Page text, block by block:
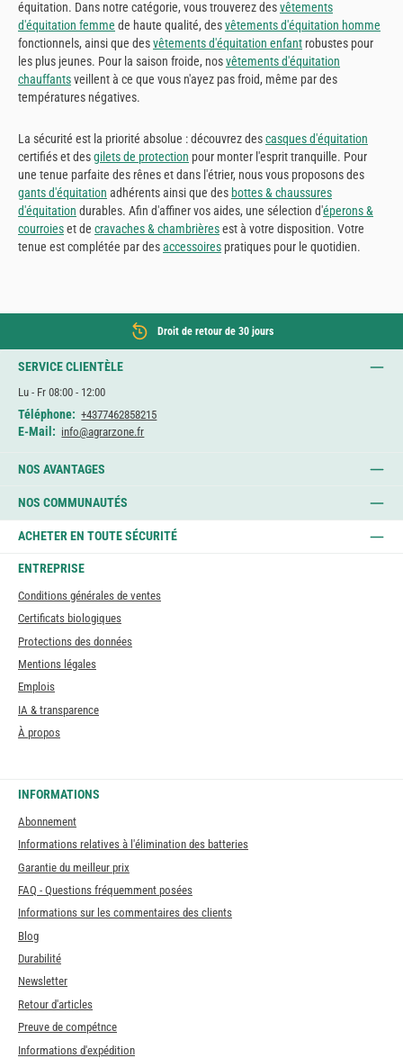
équitation. Dans notre catégorie, vous trouverez desvêtements
d'équitation femme de haute qualité, desvêtements d'équitation homme
fonctionnels, ainsi que desvêtements d'équitation enfant robustes pour
les plus jeunes. Pour la saison froide, nosvêtements d'équitation
chauffantsveillent à ce que vous n'ayez pas froid, même par des
températures négatives.
La sécurité est la priorité absolue : découvrez descasques d'équitation
certifiés et desgilets de protection pour monter l'esprit tranquille. Pour
une tenue parfaite des rênes et dans l'étrier, nous vous proposons des
gants d'équitation adhérents ainsi que des bottes & chaussures
d'équitation durables. Afin d'affiner vos aides, une sélection d'éperons &
courroieset de cravaches & chambrièresest à votre disposition. Votre
tenue est complétée par desaccessoires pratiques pour le quotidien.
Droit de retour de 30 jours
SERVICE CLIENTÈLE
Lu - Fr 08:00 - 12:00
Téléphone: +4377462858215
E-Mail: info@agrarzone.fr
NOS AVANTAGES
NOS COMMUNAUTÉS
ACHETER EN TOUTE SÉCURITÉ
ENTREPRISE
Conditions générales de ventes
Certificats biologiques
Protections des données
Mentions légales
Emplois
IA & transparence
À propos
INFORMATIONS
Abonnement
Informations relatives à l'élimination des batteries
Garantie du meilleur prix
FAQ - Questions fréquemment posées
Informations sur les commentaires des clients
Blog
Durabilité
Newsletter
Retour d'articles
Preuve de compétnce
Informations d'expédition